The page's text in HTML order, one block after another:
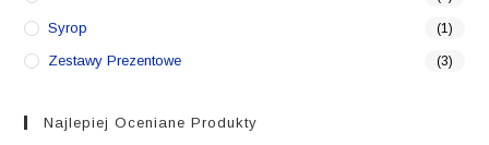
Syrop (1)
Zestawy Prezentowe (3)
Najlepiej Oceniane Produkty